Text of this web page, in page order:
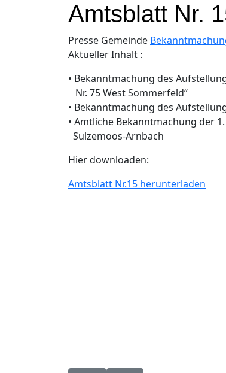
Amtsblatt Nr.
Presse Gemeinde
Aktueller Inhalt :
• Bekanntmachung des
Nr. 75 West Sommerfeld“
• Bekanntmachung des
• Amtliche Bekanntmachung der
Sulzemoos-Arnbach
Hier downloaden:
Amtsblatt Nr.15 herunterladen